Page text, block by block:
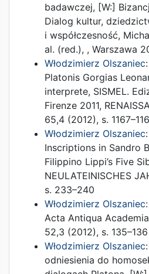
badawczej, [W:]
Dialog kultur,
i współczesność,
al. (red.), , Warszawa
Włodzimierz Olszaniec:
Platonis Gorgias
interprete, SISMEL.
Firenze 2011,
65,4 (2012), s.
Włodzimierz Olszaniec:
Inscriptions in Sandro
Filippino Lippi’s Five
NEULATEINISCHES
s. 233–240
Włodzimierz Olszaniec:
Acta Antiqua
52,3 (2012), s. 135–136
Włodzimierz Olszaniec:
odniesienia do